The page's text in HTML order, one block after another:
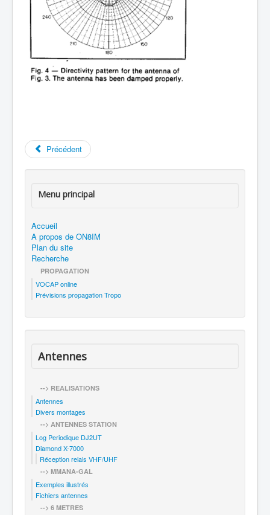
Précédent
Menu principal
Accueil
A propos de ON8IM
Plan du site
Recherche
PROPAGATION
VOCAP online
Prévisions propagation Tropo
Antennes
--> REALISATIONS
Antennes
Divers montages
--> ANTENNES STATION
Log Periodique DJ2UT
Diamond X-7000
Réception relais VHF/UHF
--> MMANA-GAL
Exemples illustrés
Fichiers antennes
--> 6 METRES